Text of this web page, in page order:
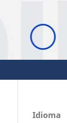
Idioma